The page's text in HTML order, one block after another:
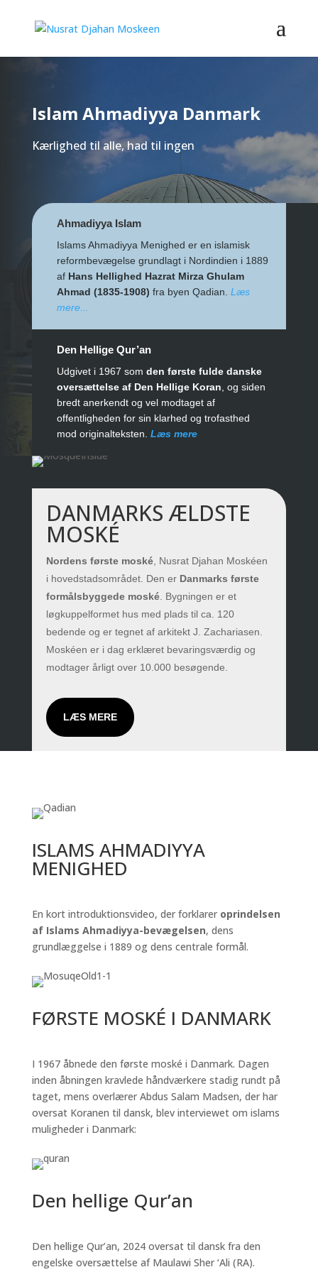
Islam Ahmadiyya Danmark
Kærlighed til alle, had til ingen
Ahmadiyya Islam
Islams Ahmadiyya Menighed er en islamisk
reformbevægelse grundlagt i Nordindien i 1889
af Hans Hellighed Hazrat Mirza Ghulam
Ahmad (1835-1908) fra byen Qadian. Læs
mere...
Den Hellige Qur’an
Udgivet i 1967 som den første fulde danske
oversættelse af Den Hellige Koran , og siden
bredt anerkendt og vel modtaget af
offentligheden for sin klarhed og trofasthed
mod originalteksten. Læs mere
DANMARKS ÆLDSTE
MOSKÉ
Nordens første moské, Nusrat Djahan Moskéen
i hovedstadsområdet. Den er Danmarks første
formålsbyggede moské. Bygningen er et
løgkuppelformet hus med plads til ca. 120
bedende og er tegnet af arkitekt J. Zachariasen.
Moskéen er i dag erklæret bevaringsværdig og
modtager årligt over 10.000 besøgende.
LÆS MERE
ISLAMS AHMADIYYA
MENIGHED
En kort introduktionsvideo, der forklarer oprindelsen
af Islams Ahmadiyya-bevægelsen, dens
grundlæggelse i 1889 og dens centrale formål.
FØRSTE MOSKÉ I DANMARK
I 1967 åbnede den første moské i Danmark. Dagen
inden åbningen kravlede håndværkere stadig rundt på
taget, mens overlærer Abdus Salam Madsen, der har
oversat Koranen til dansk, blev interviewet om islams
muligheder i Danmark:
Den hellige Qur’an
Den hellige Qur’an, 2024 oversat til dansk fra den
engelske oversættelse af Maulawi Sher ‘Ali (RA).